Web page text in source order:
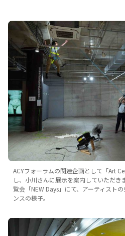
ACYフォーラムの関連企画として「Art
し、小川さんに展示を案内していただ
覧会「NEW Days」にて、アーティスト
ンスの様子。